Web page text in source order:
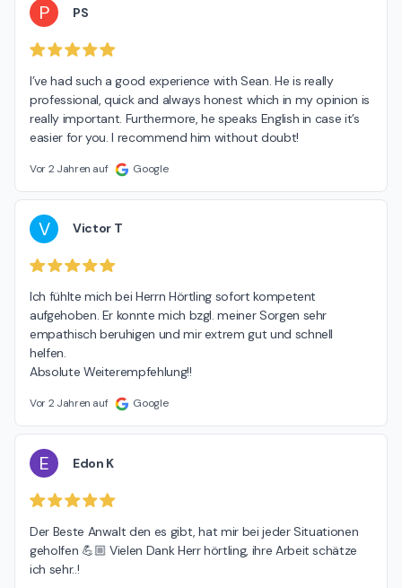
P PS
I’ve had such a good experience with Sean. He is really
professional, quick and always honest which in my opinion is
really important. Furthermore, he speaks English in case it’s
easier for you. I recommend him without doubt!
Vor 2 Jahren auf Google
V Victor T
Ich fühlte mich bei Herrn Hörtling sofort kompetent
aufgehoben. Er konnte mich bzgl. meiner Sorgen sehr
empathisch beruhigen und mir extrem gut und schnell
helfen.
Absolute Weiterempfehlung!!
Vor 2 Jahren auf Google
E Edon K
Der Beste Anwalt den es gibt, hat mir bei jeder Situationen
geholfen 💪🏼 Vielen Dank Herr hörtling, ihre Arbeit schätze
ich sehr..!